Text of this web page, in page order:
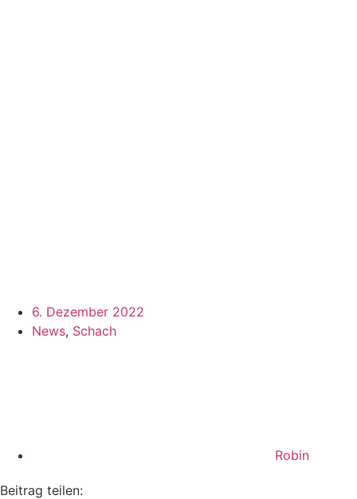
6. Dezember 2022
News, Schach
Robin
Beitrag teilen: